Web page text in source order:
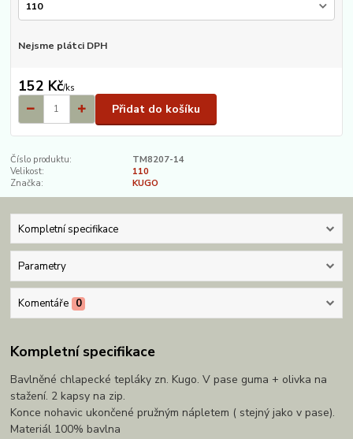
Nejsme plátci DPH
152 Kč/ks
Přidat do košíku
Číslo produktu:
TM8207-14
Velikost:
110
Značka:
KUGO
Kompletní specifikace
Parametry
Komentáře 0
Kompletní specifikace
Bavlněné chlapecké tepláky zn. Kugo. V pase guma + olivka na
stažení. 2 kapsy na zip.
Konce nohavic ukončené pružným nápletem ( stejný jako v pase).
Materiál 100% bavlna